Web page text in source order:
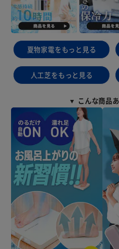
夏物家電をもっと見る
人工芝をもっと見る
▼ こんな商品